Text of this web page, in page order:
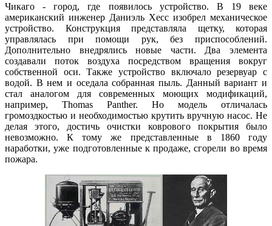
Чикаго - город, где появилось устройство. В 19 веке
американский инженер Даниэль Хесс изобрел механическое
устройство. Конструкция представляла щетку, которая
управлялась при помощи рук, без приспособлений.
Дополнительно внедрялись новые части. Два элемента
создавали поток воздуха посредством вращения вокруг
собственной оси. Также устройство включало резервуар с
водой. В нем и оседала собранная пыль. Данный вариант и
стал аналогом для современных моющих модификаций,
например, Thomas Panther. Но модель отличалась
громоздкостью и необходимостью крутить вручную насос. Не
делая этого, достичь очистки коврового покрытия было
невозможно. К тому же представленные в 1860 году
наработки, уже подготовленные к продаже, сгорели во время
пожара.